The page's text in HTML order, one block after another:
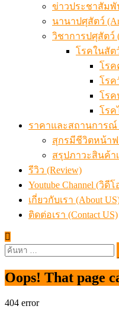
ข่าวประชาสัมพั
นานาปศุสัตว์
วิชาการปศุสัตว์
โรคในสัต
โรค
โรค
โรค
โรค
ราคาและสถานการณ์
สุกรมีชีวิตหน้า
สรุปภาวะสินค้า
รีวิว (Review)
Youtube Channel (วิดีโ
เกี่ยวกับเรา (About
ติดต่อเรา (Contact US)
ค้นหา
Oops! That page
404 error